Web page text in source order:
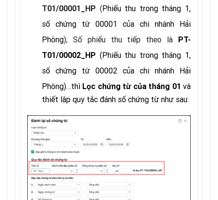
T01/00001_HP (Phiếu thu trong tháng 1,
số chứng từ 00001 của chi nhánh Hải
Phòng); Số phiếu thu tiếp theo là PT-
T01/00002_HP (Phiếu thu trong tháng 1,
số chứng từ 00002 của chi nhánh Hải
Phòng)…thì Lọc chứng từ của tháng 01 và
thiết lập quy tắc đánh số chứng từ như sau: